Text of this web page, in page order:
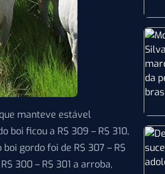
manteve estável
boi ficou a R$ 309 – R$ 310,
gordo foi de R$ 307 – R$
300 – R$ 301 a arroba,